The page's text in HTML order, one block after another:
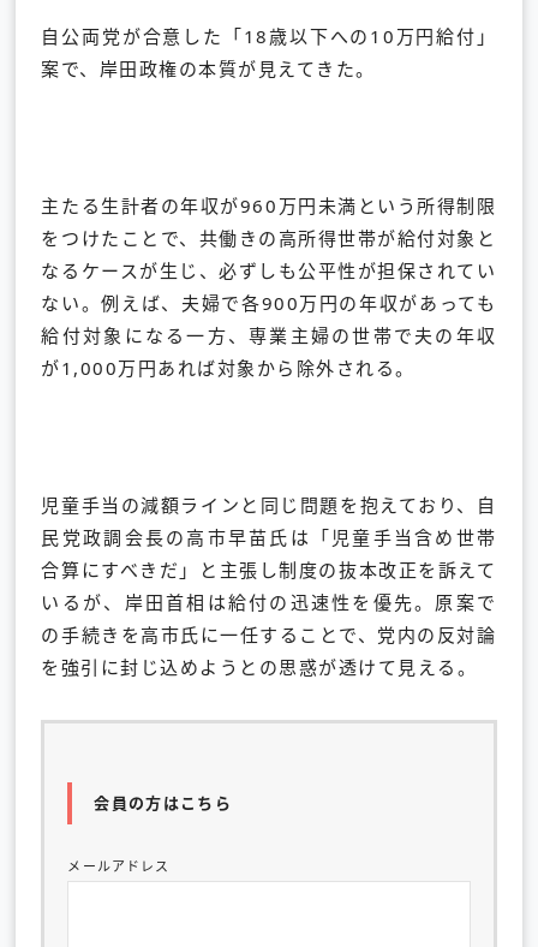
自公両党が合意した「18歳以下への10万円給付」
案で、岸田政権の本質が見えてきた。
主たる生計者の年収が960万円未満という所得制限
をつけたことで、共働きの高所得世帯が給付対象と
なるケースが生じ、必ずしも公平性が担保されてい
ない。例えば、夫婦で各900万円の年収があっても
給付対象になる一方、専業主婦の世帯で夫の年収
が1,000万円あれば対象から除外される。
児童手当の減額ラインと同じ問題を抱えており、自
民党政調会長の高市早苗氏は「児童手当含め世帯
合算にすべきだ」と主張し制度の抜本改正を訴えて
いるが、岸田首相は給付の迅速性を優先。原案で
の手続きを高市氏に一任することで、党内の反対論
を強引に封じ込めようとの思惑が透けて見える。
会員の方はこちら
メールアドレス